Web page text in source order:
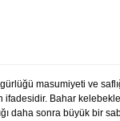
masumiyeti ve
ifadesidir. Bahar
daha sonra büyük bir